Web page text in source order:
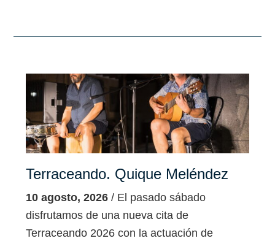
Terraceando. Quique Meléndez
10 agosto, 2026 / El pasado sábado
disfrutamos de una nueva cita de
Terraceando 2026 con la actuación de